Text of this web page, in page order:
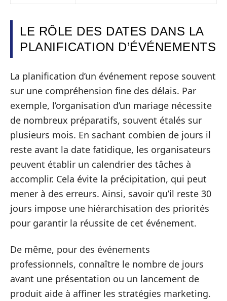
LE RÔLE DES DATES DANS LA
PLANIFICATION D’ÉVÉNEMENTS
La planification d’un événement repose souvent
sur une compréhension fine des délais. Par
exemple, l’organisation d’un mariage nécessite
de nombreux préparatifs, souvent étalés sur
plusieurs mois. En sachant combien de jours il
reste avant la date fatidique, les organisateurs
peuvent établir un calendrier des tâches à
accomplir. Cela évite la précipitation, qui peut
mener à des erreurs. Ainsi, savoir qu’il reste 30
jours impose une hiérarchisation des priorités
pour garantir la réussite de cet événement.
De même, pour des événements
professionnels, connaître le nombre de jours
avant une présentation ou un lancement de
produit aide à affiner les stratégies marketing.